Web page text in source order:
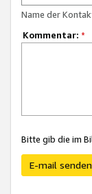
Name der
Kommentar: *
Bitte gib die im
E-mail senden